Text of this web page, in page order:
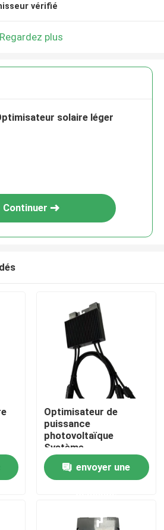
vérifié
Regardez plus
solaire léger
Continuer
Optimisateur de
puissance
photovoltaïque
Système
d'optimisateur
photovoltaïque solaire
avec entrée 60V 0,7
envoyer une